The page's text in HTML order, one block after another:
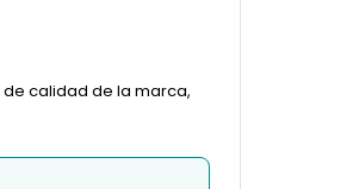
de calidad de la marca,